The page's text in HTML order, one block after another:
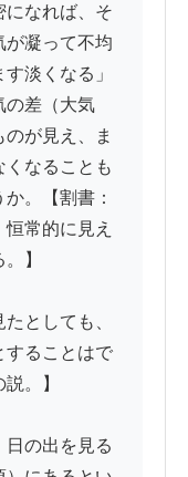
になれば、そ
が凝って不均
淡くなる」
の差（大気
が見え、ま
くなることも
。【割書：
常的に見え
】
としても、
することはで
。】
日の出を見る